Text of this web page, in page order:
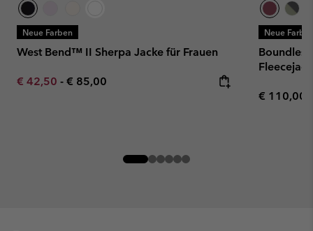
Neue Farben
West Bend™ II Sherpa Jacke für Frauen
Minimum sale price:
€ 42,50 - Maximum price:
€ 85,00
Neue
Regular
€ 110,00